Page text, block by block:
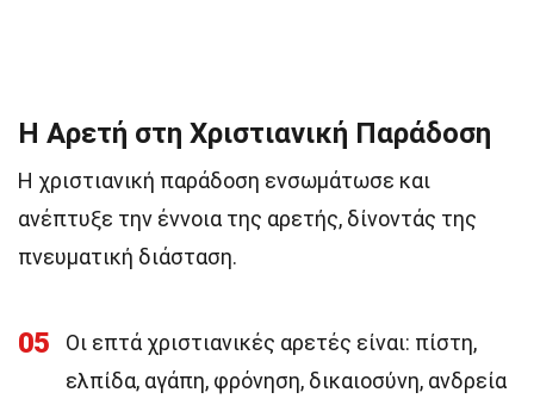
Η Αρετή στη Χριστιανική Παράδοση
Η χριστιανική παράδοση ενσωμάτωσε και
ανέπτυξε την έννοια της αρετής, δίνοντάς της
πνευματική διάσταση.
05
Οι επτά χριστιανικές αρετές είναι: πίστη,
ελπίδα, αγάπη, φρόνηση, δικαιοσύνη, ανδρεία